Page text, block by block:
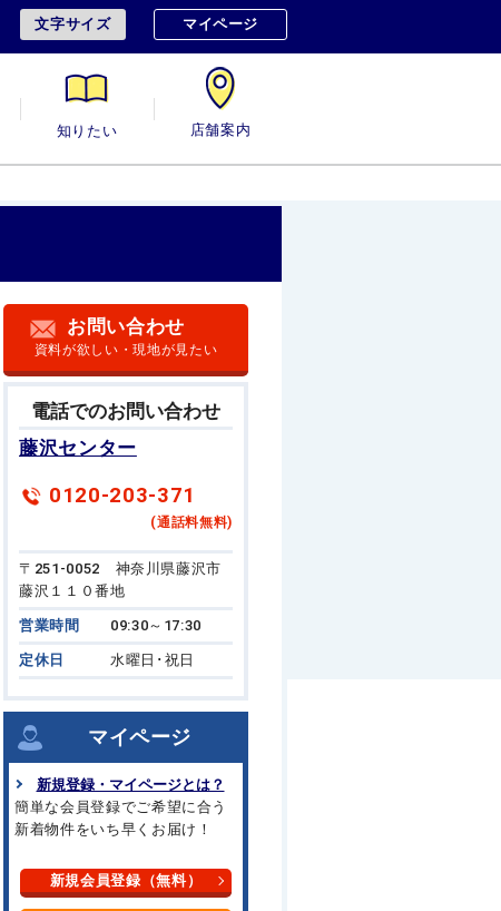
文字サイズ マイページ
知りたい 店舗案内
お問い合わせ
資料が欲しい・現地が見たい
電話でのお問い合わせ
藤沢センター
0120-203-371
(通話料無料)
〒251-0052 神奈川県藤沢市
藤沢１１０番地
営業時間 09:30～17:30
定休日 水曜日･祝日
マイページ
新規登録・マイページとは？
簡単な会員登録でご希望に合う
新着物件をいち早くお届け！
新規会員登録（無料）